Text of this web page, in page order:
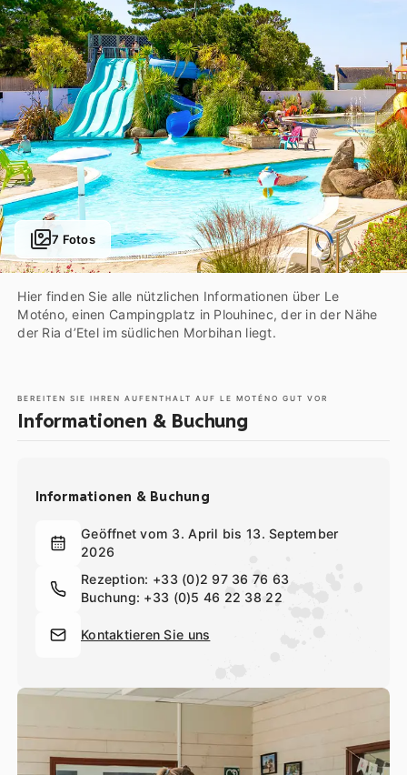
7 Fotos
Hier finden Sie alle nützlichen Informationen über Le
Moténo, einen Campingplatz in Plouhinec, der in der Nähe
der Ria d’Etel im südlichen Morbihan liegt.
BEREITEN SIE IHREN AUFENTHALT AUF LE MOTÉNO GUT VOR
Informationen & Buchung
Informationen & Buchung
Geöffnet vom 3. April bis 13. September
2026
Rezeption: +33 (0)2 97 36 76 63
Buchung: +33 (0)5 46 22 38 22
Kontaktieren Sie uns